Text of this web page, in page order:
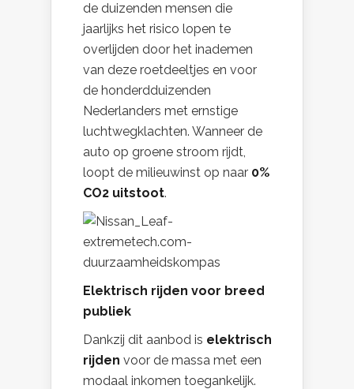
de duizenden mensen die
jaarlijks het risico lopen te
overlijden door het inademen
van deze roetdeeltjes en voor
de honderdduizenden
Nederlanders met ernstige
luchtwegklachten. Wanneer de
auto op groene stroom rijdt,
loopt de milieuwinst op naar 0%
CO2 uitstoot.
Elektrisch rijden voor breed
publiek
Dankzij dit aanbod is elektrisch
rijden voor de massa met een
modaal inkomen toegankelijk.